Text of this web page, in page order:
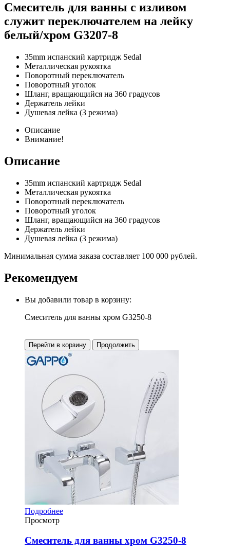
Смеситель для ванны с изливом
служит переключателем на лейку
белый/хром G3207-8
35mm испанский картридж Sedal
Металлическая рукоятка
Поворотный переключатель
Поворотный уголок
Шланг, вращающийся на 360 градусов
Держатель лейки
Душевая лейка (3 режима)
Описание
Внимание!
Описание
35mm испанский картридж Sedal
Металлическая рукоятка
Поворотный переключатель
Поворотный уголок
Шланг, вращающийся на 360 градусов
Держатель лейки
Душевая лейка (3 режима)
Минимальная сумма заказа составляет 100 000 рублей.
Рекомендуем
Вы добавили товар в корзину:
Смеситель для ванны хром G3250-8
Перейти в корзину Продолжить
Подробнее
Просмотр
Смеситель для ванны хром G3250-8